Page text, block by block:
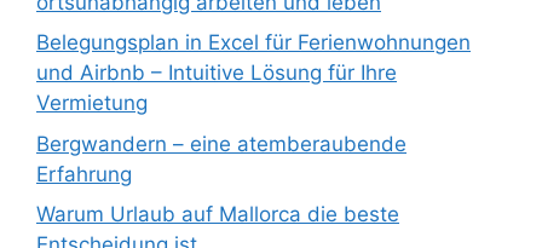
Belegungsplan in Excel für Ferienwohnungen
und Airbnb – Intuitive Lösung für Ihre
Vermietung
Bergwandern – eine atemberaubende
Erfahrung
Warum Urlaub auf Mallorca die beste